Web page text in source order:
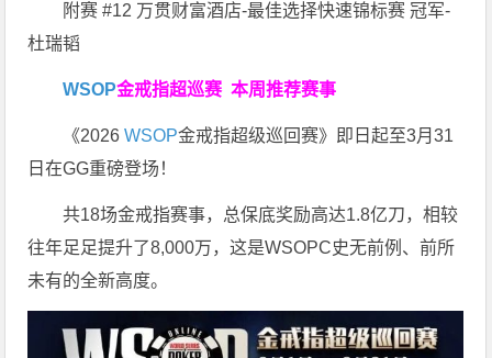
附赛 #12 万贯财富酒店-最佳选择快速锦标赛 冠军-
杜瑞韬
WSOP金戒指超巡赛本周推荐赛事
《2026WSOP金戒指超级巡回赛》即日起至3月31
日在GG重磅登场！
共18场金戒指赛事，总保底奖励高达1.8亿刀，相较
往年足足提升了8,000万，这是WSOPC史无前例、前所
未有的全新高度。